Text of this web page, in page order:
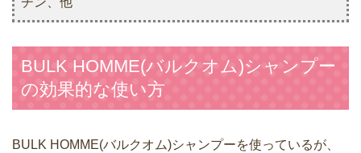
BULK HOMME(バルクオム)シャンプー
の効果的な使い方
BULK HOMME(バルクオム)シャンプーを使っているが、